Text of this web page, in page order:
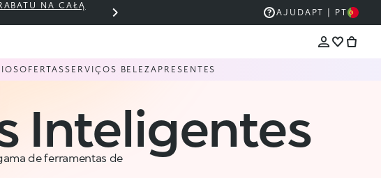
NA CAŁĄ
THE KIKO SALE: ATÉ 50% DE
AJUDA PT | PT
OFERTASSERVIÇOS BELEZA PRESENTES
Inteligentes
de ferramentas de